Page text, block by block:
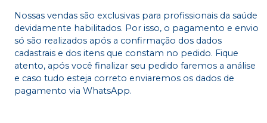
Nossas vendas são exclusivas para profissionais da saúde
devidamente habilitados. Por isso, o pagamento e envio
só são realizados após a confirmação dos dados
cadastrais e dos itens que constam no pedido. Fique
atento, após você finalizar seu pedido faremos a análise
e caso tudo esteja correto enviaremos os dados de
pagamento via WhatsApp.